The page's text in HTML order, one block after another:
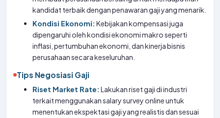
kandidat terbaik dengan penawaran gaji yang menarik.
Kondisi Ekonomi: Kebijakan kompensasi juga
dipengaruhi oleh kondisi ekonomi makro seperti
inflasi, pertumbuhan ekonomi, dan kinerja bisnis
perusahaan secara keseluruhan.
Tips Negosiasi Gaji
Riset Market Rate: Lakukan riset gaji di industri
terkait menggunakan salary survey online untuk
menentukan ekspektasi gaji yang realistis dan sesuai